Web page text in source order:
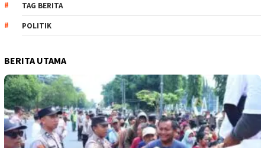
TAG BERITA
POLITIK
BERITA UTAMA